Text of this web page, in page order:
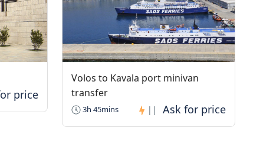
Volos to Kavala port minivan
transfer
3h 45mins ||